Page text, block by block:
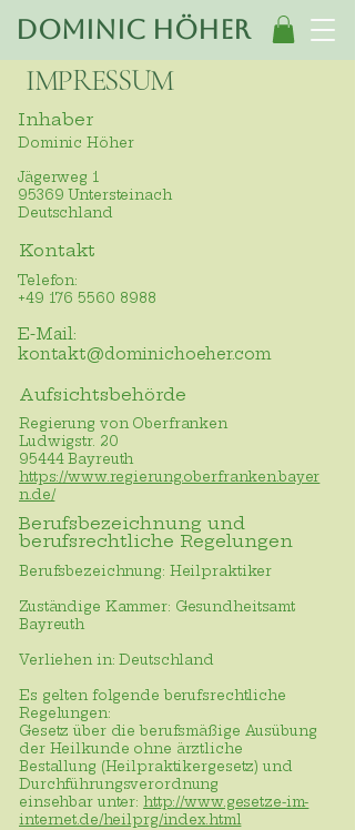
Dominic Höher
IMPRESSUM
Inhaber
Dominic Höher
Jägerweg 1
95369 Untersteinach
Deutschland
Kontakt
Telefon:
+49 176 5560 8988
E-Mail:
kontakt@dominichoeher.com
Aufsichtsbehörde
Regierung von Oberfranken
Ludwigstr. 20
95444 Bayreuth
https://www.regierung.oberfranken.bayer
n.de/
Berufsbezeichnung und
berufsrechtliche Regelungen
Berufsbezeichnung: Heilpraktiker
Zuständige Kammer: Gesundheitsamt
Bayreuth
Verliehen in: Deutschland
Es gelten folgende berufsrechtliche
Regelungen:
Gesetz über die berufsmäßige Ausübung
der Heilkunde ohne ärztliche
Bestallung (Heilpraktikergesetz) und
Durchführungsverordnung
einsehbar unter: http://www.gesetze-im-
internet.de/heilprg/index.html